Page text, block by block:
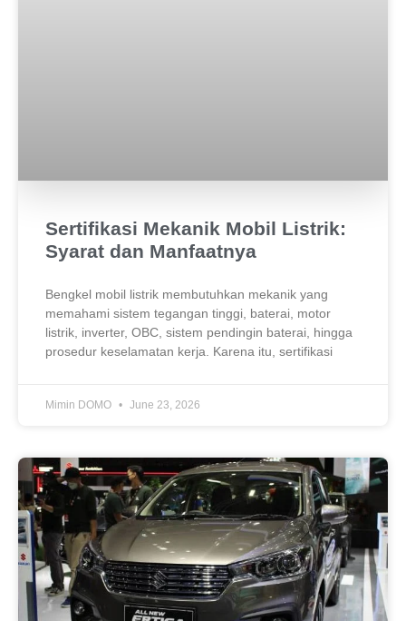
Sertifikasi Mekanik Mobil Listrik:
Syarat dan Manfaatnya
Bengkel mobil listrik membutuhkan mekanik yang
memahami sistem tegangan tinggi, baterai, motor
listrik, inverter, OBC, sistem pendingin baterai, hingga
prosedur keselamatan kerja. Karena itu, sertifikasi
Mimin DOMO June 23, 2026